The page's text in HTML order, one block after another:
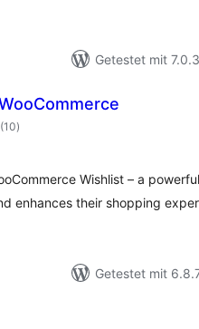
Getestet mit 7.0.3
(10Bewertungen
insgesamt
)
Wishlist – a
enhances their shopping
Getestet mit